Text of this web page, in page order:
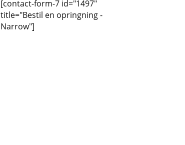
[contact-form-7 id="1497"
title="Bestil en opringning -
Narrow"]